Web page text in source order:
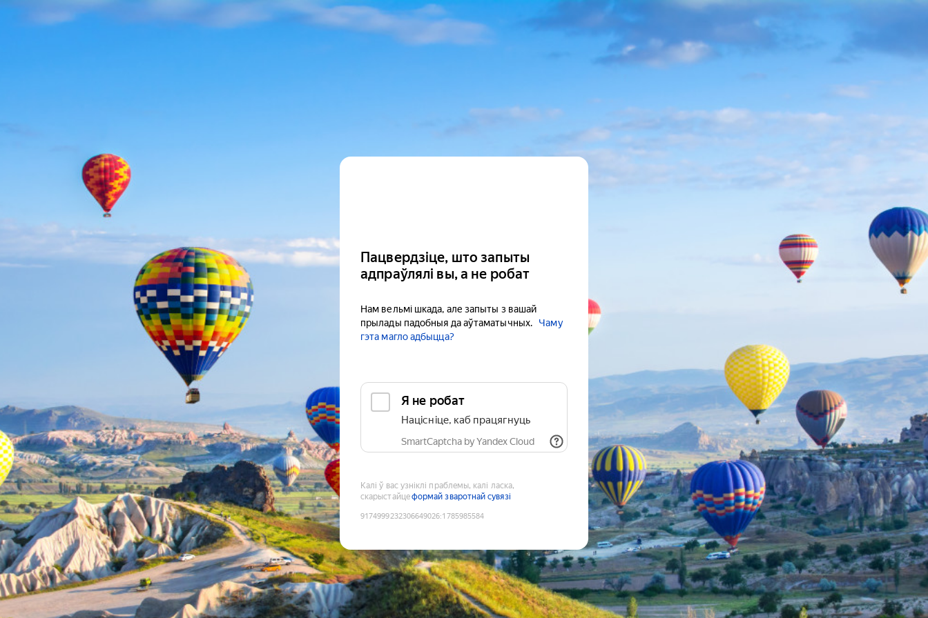
Пацвердзіце, што запыты
адпраўлялі вы, а не робат
Нам вельмі шкада, але запыты з вашай
прылады падобныя да аўтаматычных.
Чаму
гэта магло адбыцца?
Я не робат
Націсніце, каб працягнуць
SmartCaptcha by Yandex Cloud
Калі ў вас узніклі праблемы, калі ласка,
скарыстайцеформай зваротнай сувязі
9174999232306649026:1785985584